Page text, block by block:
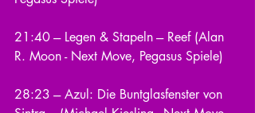
21:40 --- Legen & Stapeln --- Reef (Alan
R. Moon - Next Move, Pegasus Spiele)
28:23 --- Azul: Die Buntglasfenster von